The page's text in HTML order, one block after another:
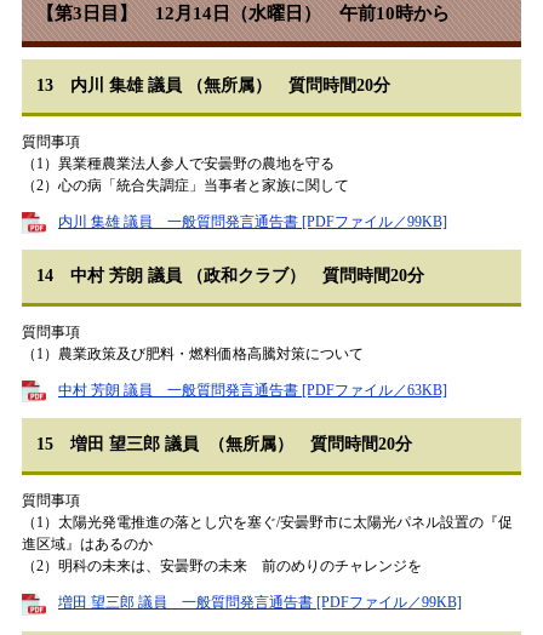
【第3日目】 12月14日（水曜日） 午前10時から
13 内川 集雄 議員 （無所属） 質問時間20分
質問事項
（1）異業種農業法人参人で安曇野の農地を守る
（2）心の病「統合失調症」当事者と家族に関して
内川 集雄 議員 一般質問発言通告書 [PDFファイル／99KB]
14 中村 芳朗 議員 （政和クラブ） 質問時間20分
質問事項
（1）農業政策及び肥料・燃料価格高騰対策について
中村 芳朗 議員 一般質問発言通告書 [PDFファイル／63KB]
15 増田 望三郎 議員 （無所属） 質問時間20分
質問事項
（1）太陽光発電推進の落とし穴を塞ぐ/安曇野市に太陽光パネル設置の『促
進区域』はあるのか
（2）明科の未来は、安曇野の未来 前のめりのチャレンジを
増田 望三郎 議員 一般質問発言通告書 [PDFファイル／99KB]